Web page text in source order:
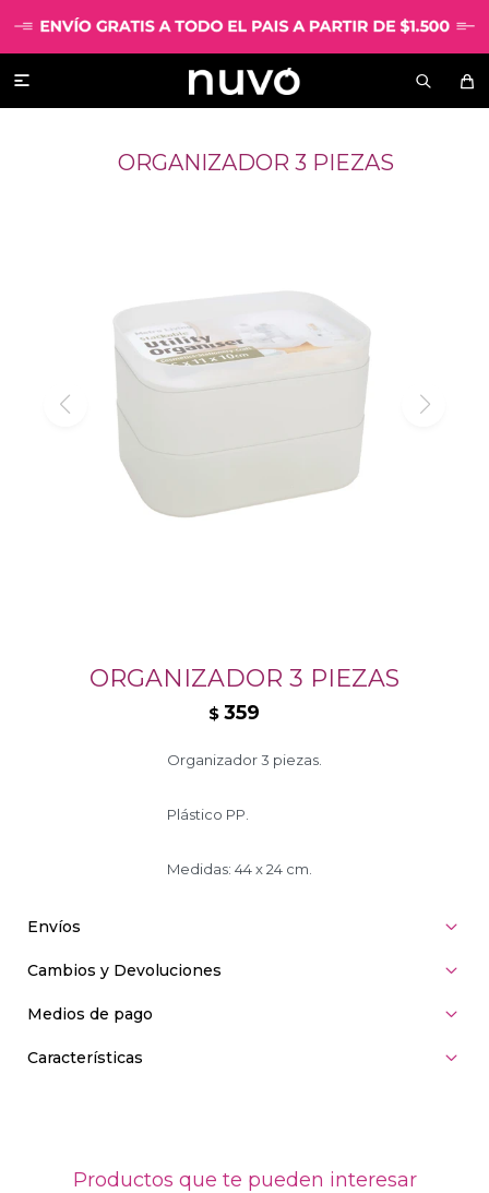

ORGANIZADOR 3 PIEZAS
ORGANIZADOR 3 PIEZAS
$ 359
Organizador 3 piezas.
Plástico PP.
Medidas: 44 x 24 cm.
Envíos
Cambios y Devoluciones
Medios de pago
Características
Productos que te pueden interesar